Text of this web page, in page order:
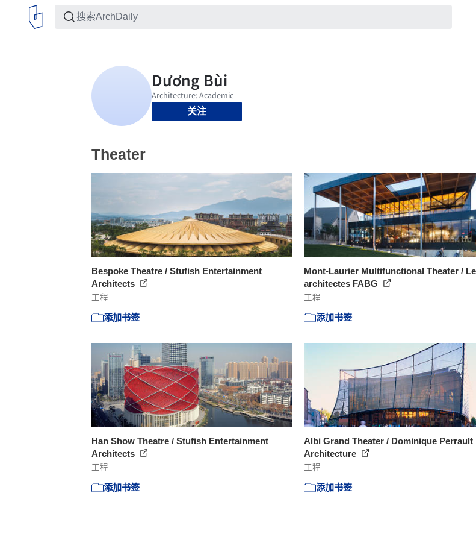
关注
Theater
Bespoke Theatre / Stufish Entertainment
Architects
工程
添加书签
Mont-Laurier Multifunctional Theater /
architectes FABG
工程
添加书签
Han Show Theatre / Stufish Entertainment
Architects
工程
添加书签
Albi Grand Theater / Dominique Perrault
Architecture
工程
添加书签